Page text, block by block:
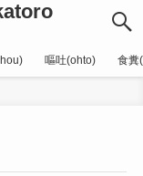
嘔吐(ohto) 食糞